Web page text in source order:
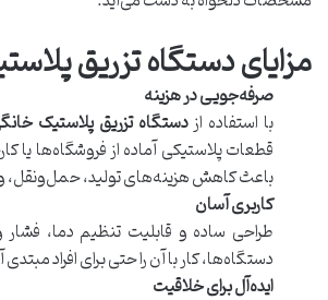
مزایای دستگاه تزریق
صرفه‌جویی در هزینه
با استفاده ازدستگاه تزریق پلاستیک
قطعات پلاستیکی آماده از فروشگاه‌ها یا
باعث کاهش هزینه‌های تولید،
کاربری آسان
طراحی ساده و قابلیت تنظیم دما،
دستگاه‌ها، کار با آن را حتی برای افراد
ایده‌آل برای خلاقیت